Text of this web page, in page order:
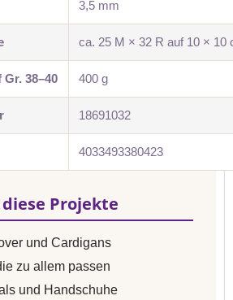
3,5 mm
ca. 25 M × 32 R auf 10 × 10
38–40 400 g
18691032
4033493380423
Projekte
und Cardigans
zu allem passen
und Handschuhe